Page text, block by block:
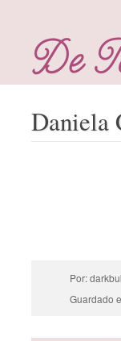
Daniela
Por:
Guardado